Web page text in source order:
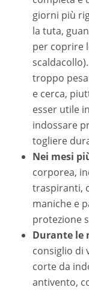
giorni più
la tuta,
per coprire
troppo
e cerca,
esser utile
indossare
togliere
Nei mesi
corporea,
traspiranti,
maniche e
protezione
Durante le
consiglio di
corte da
antivento,